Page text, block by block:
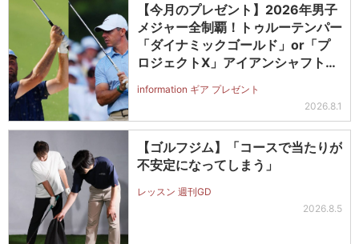
【今月のプレゼント】2026年男子
メジャー全制覇！トゥルーテンパー
「ダイナミックゴールド」or「プ
ロジェクトX」アイアンシャフト
ットを抽選で2名に！
information ギア プレゼント
2026.8.1
【ゴルフジム】「コースで当たりが
不安定になってしまう」
レッスン 週刊GD
2026.8.5